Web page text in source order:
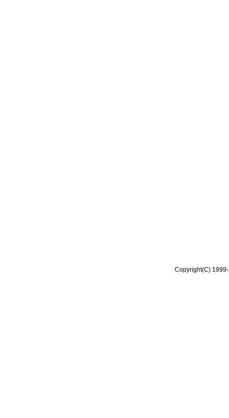
Copyright(C)